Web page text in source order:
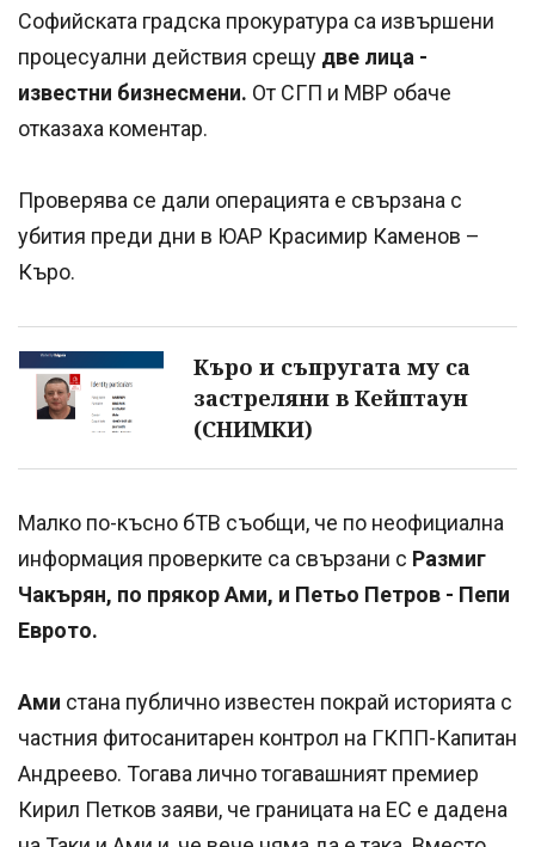
Софийската градска прокуратура са извършени
процесуални действия срещу две лица -
известни бизнесмени. От СГП и МВР обаче
отказаха коментар.
Проверява се дали операцията е свързана с
убития преди дни в ЮАР Красимир Каменов –
Къро.
Къро и съпругата му са
застреляни в Кейптаун
(СНИМКИ)
Малко по-късно бТВ съобщи, че по неофициална
информация проверките са свързани с Размиг
Чакърян, по прякор Ами, и Петьо Петров - Пепи
Еврото.
Ами стана публично известен покрай историята с
частния фитосанитарен контрол на ГКПП-Капитан
Андреево. Тогава лично тогавашният премиер
Кирил Петков заяви, че границата на ЕС е дадена